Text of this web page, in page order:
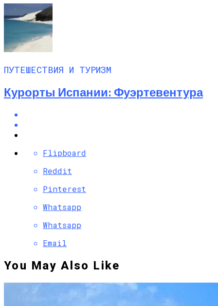
ПУТЕШЕСТВИЯ И ТУРИЗМ
Курорты Испании: Фуэртевентура
Flipboard
Reddit
Pinterest
Whatsapp
Whatsapp
Email
You May Also Like